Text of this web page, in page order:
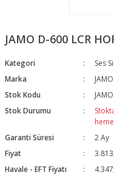
JAMO D-600 LCR
Kategori Ses
Marka
JAMO
Stok Kodu
Stok Durumu
Garanti Süresi
2 Ay
Fiyat
Havale - EFT Fiyatı